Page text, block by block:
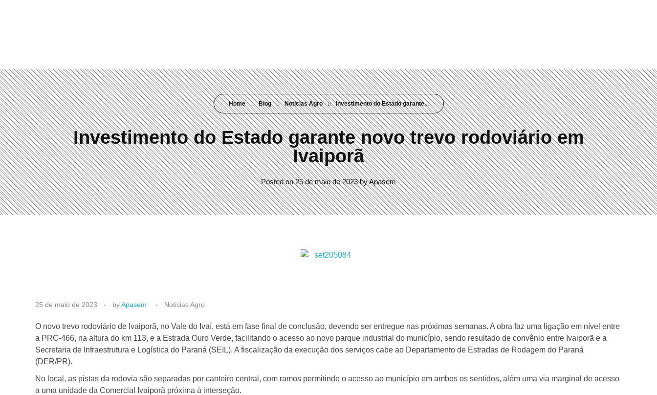
Home Blog Noticias Agro Investimento do Estado garante...
Investimento do Estado garante novo trevo rodoviário em
Ivaiporã
Posted on 25 de maio de 2023 byApasem
I
n
v
e
25 de maio de 2023 byApasem Noticias Agro
O novo trevo rodoviário de Ivaiporã, no Vale do Ivaí, está em fase final de conclusão, devendo ser entregue nas próximas semanas. A obra faz uma ligação em nível entre
a PRC-466, na altura do km 113, e a Estrada Ouro Verde, facilitando o acesso ao novo parque industrial do município, sendo resultado de convênio entre Ivaiporã e a
Secretaria de Infraestrutura e Logística do Paraná (SEIL). A fiscalização da execução dos serviços cabe ao Departamento de Estradas de Rodagem do Paraná
(DER/PR).
No local, as pistas da rodovia são separadas por canteiro central, com ramos permitindo o acesso ao município em ambos os sentidos, além uma via marginal de acesso
a uma unidade da Comercial Ivaiporã próxima à interseção.